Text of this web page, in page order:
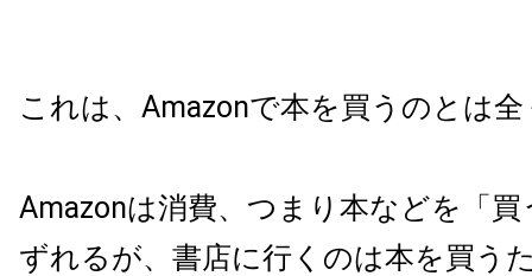
これは、Amazonで本を買うのとは
Amazonは消費、つまり本などを「
ずれるが、書店に行くのは本を買う